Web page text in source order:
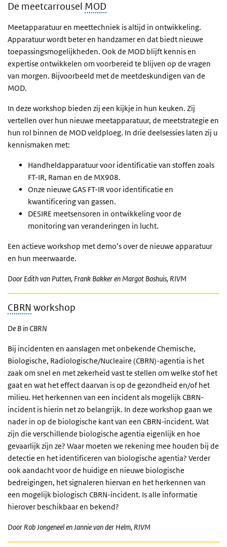
De meetcarrousel MOD
Meetapparatuur en meettechniek is altijd in ontwikkeling.
Apparatuur wordt beter en handzamer en dat biedt nieuwe
toepassingsmogelijkheden. Ook de MOD blijft kennis en
expertise ontwikkelen om voorbereid te blijven op de vragen
van morgen. Bijvoorbeeld met de meetdeskundigen van de
MOD.
In deze workshop bieden zij een kijkje in hun keuken. Zij
vertellen over hun nieuwe meetapparatuur, de meetstrategie en
hun rol binnen de MOD veldploeg. In drie deelsessies laten zij u
kennismaken met:
Handheldapparatuur voor identificatie van stoffen zoals
FT-IR, Raman en de MX908.
Onze nieuwe GAS FT-IR voor identificatie en
kwantificering van gassen.
DESIRE meetsensoren in ontwikkeling voor de
monitoring van veranderingen in lucht.
Een actieve workshop met demo’s over de nieuwe apparatuur
en hun meerwaarde.
Door Edith van Putten, Frank Bakker en Margot Boshuis, RIVM
CBRN workshop
De B in CBRN
Bij incidenten en aanslagen met onbekende Chemische,
Biologische, Radiologische/Nucleaire (CBRN)-agentia is het
zaak om snel en met zekerheid vast te stellen om welke stof het
gaat en wat het effect daarvan is op de gezondheid en/of het
milieu. Het herkennen van een incident als mogelijk CBRN-
incident is hierin net zo belangrijk. In deze workshop gaan we
nader in op de biologische kant van een CBRN-incident. Wat
zijn die verschillende biologische agentia eigenlijk en hoe
gevaarlijk zijn ze? Waar moeten we rekening mee houden bij de
detectie en het identificeren van biologische agentia? Verder
ook aandacht voor de huidige en nieuwe biologische
bedreigingen, het signaleren hiervan en het herkennen van
een mogelijk biologisch CBRN-incident. Is alle informatie
hierover beschikbaar en bekend?
Door Rob Jongeneel en Jannie van der Helm, RIVM